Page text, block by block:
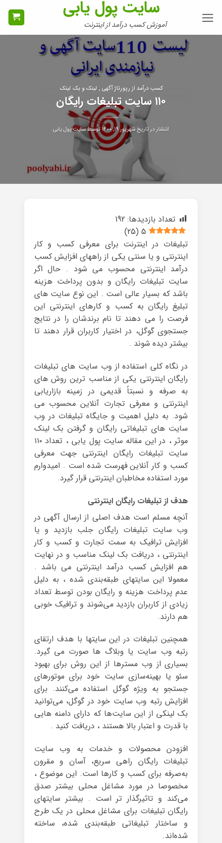
سایت پول یابی
آموزش کسب درآمد از اینترنت
کسب درآمد از رپورتاژ آگهی , لینک و بک لینک
۱۱۰ سایت تبلیغات رایگان
انتشار در تاریخشهریور ۱۹, ۱۴۰۰ توسطسایت پول یابی
تعداد بازدیدها: 192
5
(
25
)
تبلیغات در اینترنت برای معرفی کسب و کار
اینترنتی و یا سنتی یکی از راههای افزایش کسب
درآمد اینترنتی محسوب می شود . حال اگر
سایت تبلیغات رایگان و بدون پرداخت هزینه
باشد که بسیار عالی است . این نوع سایت های
تبلیغ رایگان به کسب و کارهای اینترنتی این
فرصت را می دهند تا نام برندشان را در نتایج
جستجوی گوگل، در اختیار کاربران قرار دهند تا
بیشتر دیده شوند .
در نگاه کلی استفاده از وب سایت های تبلیغات
رایگان اینترنتی یکی از مناسب ترین روش های
به صرفه و نسبتاً قدیمی در زمینه بازاریابی
اینترنتی و معرفی تجارت آنلاین محسوب می
شود. به دلیل اهمیت و جایگاه تبلیغات در وب
سایت های تبلیغاتی رایگان و گرفتن بک لینک
موثر ، در این مقاله سایت پول یابی ، تعداد ۱۱۰
سایت تبلیغات رایگان اینترنتی جهت معرفی
کسب و کار آنلاین فهرست شده است . امیدوارم
مورد استفاده مخاطبان اینترنتی قرار گیرد.
هدف از تبلیغات رایگان اینترنتی
آنچه مسلم است هدف اصلی از ارسال آگهی در
وب سایت تبلیغات رایگان جلب بازدید و یا
افزایش ترافیک به سمت تجارت و کسب و کار
اینترنتی ، دریافت بک لینک مناسب و در نهایت
هم افزایش کسب درآمد اینترنتی می باشد .
معمولا این سایتهای طبقه‌بندی شده ، به دلیل
عدم پرداخت هزینه و رایگان بودن توسط تعداد
زیادی از کاربران بازدید می‌شوند و ترافیک خوبی
هم دارند.
همچنین تبلیغات در این سایتها با هدف ارتقای
رتبه وب سایت یا وبلاگ ها صورت می گیرد.
بسیاری از وب مسترها از این روش برای بهبود
سئو یا بهینه‌سازی سایت خود برای موتورهای
جستجو به ویژه گوگل استفاده می‌کنند. برای
افزایش رتبه وب سایت خود در گوگل، می‌توانید
بک لینکی از این سایت‌ها که دارای دامنه هایی
با قدرت و اعتبار بالا هستند ، دریافت کنید .
افزودن محصولات و خدمات به وب سایت
تبلیغات رایگان راهی سریع، آسان و مقرون
به‌صرفه برای کسب و کارها است. این موضوع ،
مخصوصا در مورد مشاغل محلی بیشتر صدق
می‌کند و تاثیرگذار تر است . بیشتر سایتهای
رایگان تبلیغات برای مشاغل محلی در یک طرح
و ساختار تبلیغاتی طبقه‌بندی شده، ساخته
شده‌اند.